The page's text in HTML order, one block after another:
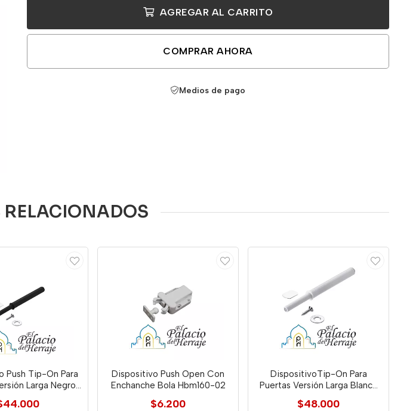
AGREGAR AL CARRITO
COMPRAR AHORA
Medios de pago
RELACIONADOS
Push Tip-On Para
Larga Negro
Dispositivo Push Open Con
Enchanche Bola Hbm160-02
$6.200
DispositivoTip-On Para
Puertas Versión Larga Blanco
Seda Blum
$48.000